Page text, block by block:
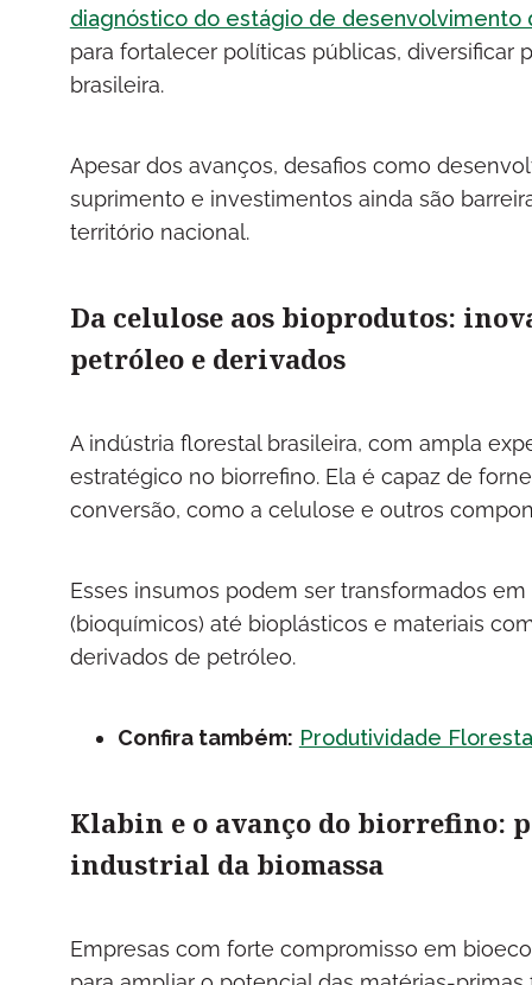
diagnóstico do estágio de desenvolvimento
para fortalecer políticas públicas, diversificar
brasileira.
Apesar dos avanços, desafios como
suprimento e investimentos ainda são
território nacional.
Da celulose aos bioprodutos:
petróleo e derivados
A indústria florestal brasileira, com ampla
estratégico no biorrefino. Ela é capaz de
conversão, como a celulose e outros
Esses insumos podem ser transformados
(bioquímicos) até bioplásticos e materiais
derivados de petróleo.
Confira também: Produtividade
Klabin e o avanço do biorrefino:
industrial da biomassa
Empresas com forte compromisso em